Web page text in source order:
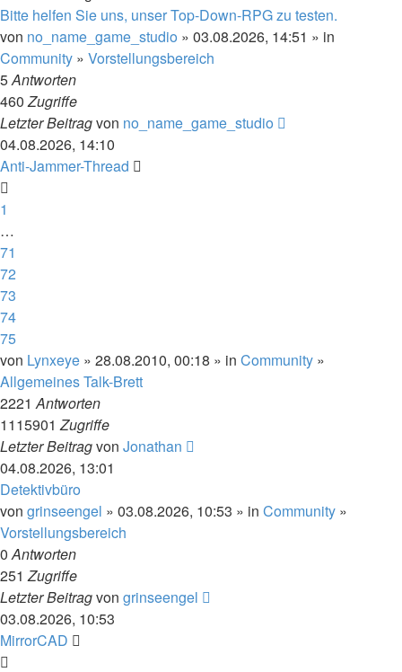
Bitte helfen Sie uns, unser Top-Down-RPG zu testen.
von no_name_game_studio » 03.08.2026, 14:51 » in
Community » Vorstellungsbereich
5Antworten
460Zugriffe
Letzter Beitragvon no_name_game_studio
04.08.2026, 14:10
Anti-Jammer-Thread
1
…
71
72
73
74
75
von Lynxeye » 28.08.2010, 00:18 » in Community »
Allgemeines Talk-Brett
2221Antworten
1115901Zugriffe
Letzter Beitragvon Jonathan
04.08.2026, 13:01
Detektivbüro
von grinseengel » 03.08.2026, 10:53 » in Community »
Vorstellungsbereich
0Antworten
251Zugriffe
Letzter Beitragvon grinseengel
03.08.2026, 10:53
MirrorCAD